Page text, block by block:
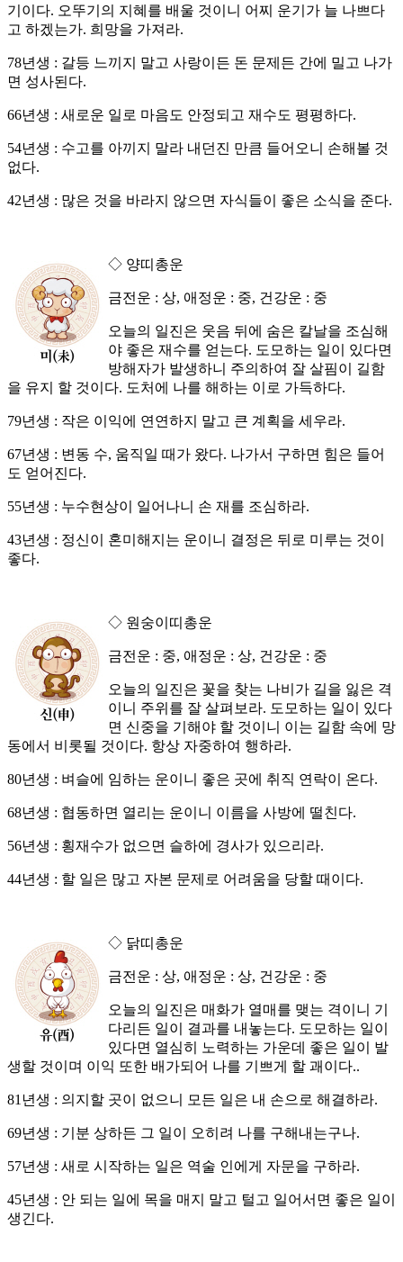
기이다. 오뚜기의 지혜를 배울 것이니 어찌 운기가 늘 나쁘다
고 하겠는가. 희망을 가져라.
78년생 : 갈등 느끼지 말고 사랑이든 돈 문제든 간에 밀고 나가
면 성사된다.
66년생 : 새로운 일로 마음도 안정되고 재수도 평평하다.
54년생 : 수고를 아끼지 말라 내던진 만큼 들어오니 손해볼 것
없다.
42년생 : 많은 것을 바라지 않으면 자식들이 좋은 소식을 준다.
◇ 양띠총운
금전운 : 상, 애정운 : 중, 건강운 : 중
오늘의 일진은 웃음 뒤에 숨은 칼날을 조심해
야 좋은 재수를 얻는다. 도모하는 일이 있다면
방해자가 발생하니 주의하여 잘 살핌이 길함
을 유지 할 것이다. 도처에 나를 해하는 이로 가득하다.
79년생 : 작은 이익에 연연하지 말고 큰 계획을 세우라.
67년생 : 변동 수, 움직일 때가 왔다. 나가서 구하면 힘은 들어
도 얻어진다.
55년생 : 누수현상이 일어나니 손 재를 조심하라.
43년생 : 정신이 혼미해지는 운이니 결정은 뒤로 미루는 것이
좋다.
◇ 원숭이띠총운
금전운 : 중, 애정운 : 상, 건강운 : 중
오늘의 일진은 꽃을 찾는 나비가 길을 잃은 격
이니 주위를 잘 살펴보라. 도모하는 일이 있다
면 신중을 기해야 할 것이니 이는 길함 속에 망
동에서 비롯될 것이다. 항상 자중하여 행하라.
80년생 : 벼슬에 임하는 운이니 좋은 곳에 취직 연락이 온다.
68년생 : 협동하면 열리는 운이니 이름을 사방에 떨친다.
56년생 : 횡재수가 없으면 슬하에 경사가 있으리라.
44년생 : 할 일은 많고 자본 문제로 어려움을 당할 때이다.
◇ 닭띠총운
금전운 : 상, 애정운 : 상, 건강운 : 중
오늘의 일진은 매화가 열매를 맺는 격이니 기
다리든 일이 결과를 내놓는다. 도모하는 일이
있다면 열심히 노력하는 가운데 좋은 일이 발
생할 것이며 이익 또한 배가되어 나를 기쁘게 할 괘이다..
81년생 : 의지할 곳이 없으니 모든 일은 내 손으로 해결하라.
69년생 : 기분 상하든 그 일이 오히려 나를 구해내는구나.
57년생 : 새로 시작하는 일은 역술 인에게 자문을 구하라.
45년생 : 안 되는 일에 목을 매지 말고 털고 일어서면 좋은 일이
생긴다.